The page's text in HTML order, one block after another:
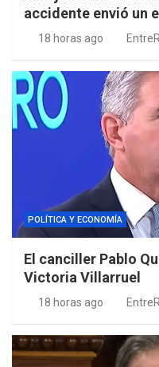
accidente envió un
18 horas ago
POLÍTICA Y ECONOMÍA
El canciller Pablo
Victoria Villarruel
18 horas ago